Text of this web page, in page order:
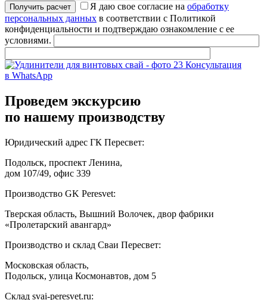
Я даю свое согласие на обработку
персональных данных в соответствии с Политикой
конфиденциальности и подтверждаю ознакомление с ее
условиями.
Консультация
в WhatsApp
Проведем экскурсию
по нашему производству
Юридический адрес ГК Пересвет:
Подольск, проспект Ленина,
дом 107/49, офис 339
Производство GK Peresvet:
Тверская область, Вышний Волочек, двор фабрики
«Пролетарский авангард»
Производство и склад Сваи Пересвет:
Московская область,
Подольск, улица Космонавтов, дом 5
Склад svai-peresvet.ru: